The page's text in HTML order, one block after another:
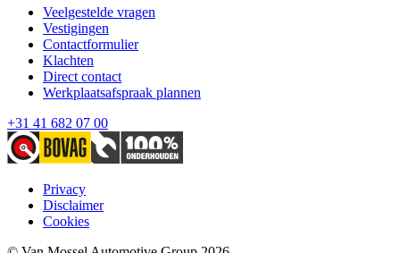
Veelgestelde vragen
Vestigingen
Contactformulier
Klachten
Direct contact
Werkplaatsafspraak plannen
+31 41 682 07 00
Privacy
Disclaimer
Cookies